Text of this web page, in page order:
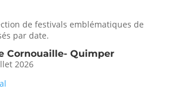
de festivals emblématiques de
par date.
Cornouaille- Quimper
2026